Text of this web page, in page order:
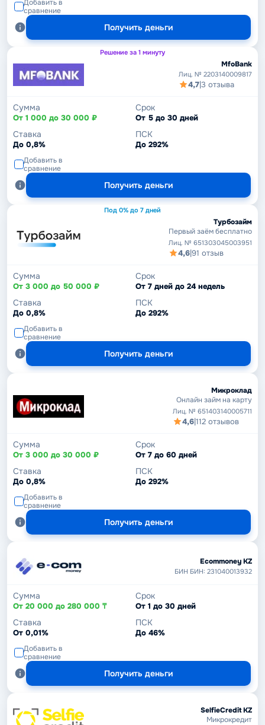
Добавить в
сравнение
Получить деньги
Решение за 1 минуту
MfoBank
Лиц. № 2203140009817
4,7|3 отзыва
Сумма
От 1 000 до 30 000 ₽
Срок
От 5 до 30 дней
Ставка
До 0,8%
ПСК
До 292%
Добавить в
сравнение
Получить деньги
Под 0% до 7 дней
Турбозайм
Первый заём бесплатно
Лиц. № 651303045003951
4,6|91 отзыв
Сумма
От 3 000 до 50 000 ₽
Срок
От 7 дней до 24 недель
Ставка
До 0,8%
ПСК
До 292%
Добавить в
сравнение
Получить деньги
Микроклад
Онлайн займ на карту
Лиц. № 651403140005711
4,6|112 отзывов
Сумма
От 3 000 до 30 000 ₽
Срок
От 7 до 60 дней
Ставка
До 0,8%
ПСК
До 292%
Добавить в
сравнение
Получить деньги
Ecommoney KZ
БИН БИН: 231040013932
Сумма
От 20 000 до 280 000 ₸
Срок
От 1 до 30 дней
Ставка
От 0,01%
ПСК
До 46%
Добавить в
сравнение
Получить деньги
SelfieCredit KZ
Микрокредит